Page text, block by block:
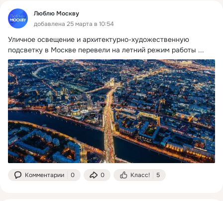
Люблю Москву
добавлена 25 марта в 10:54
Уличное освещение и архитектурно-художественную
подсветку в Москве перевели на летний режим работы ...
Комментарии 0 0 Класс! 5